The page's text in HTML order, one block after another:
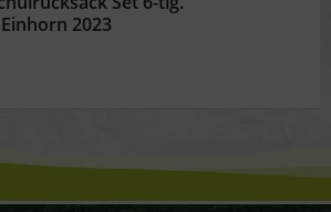
2023